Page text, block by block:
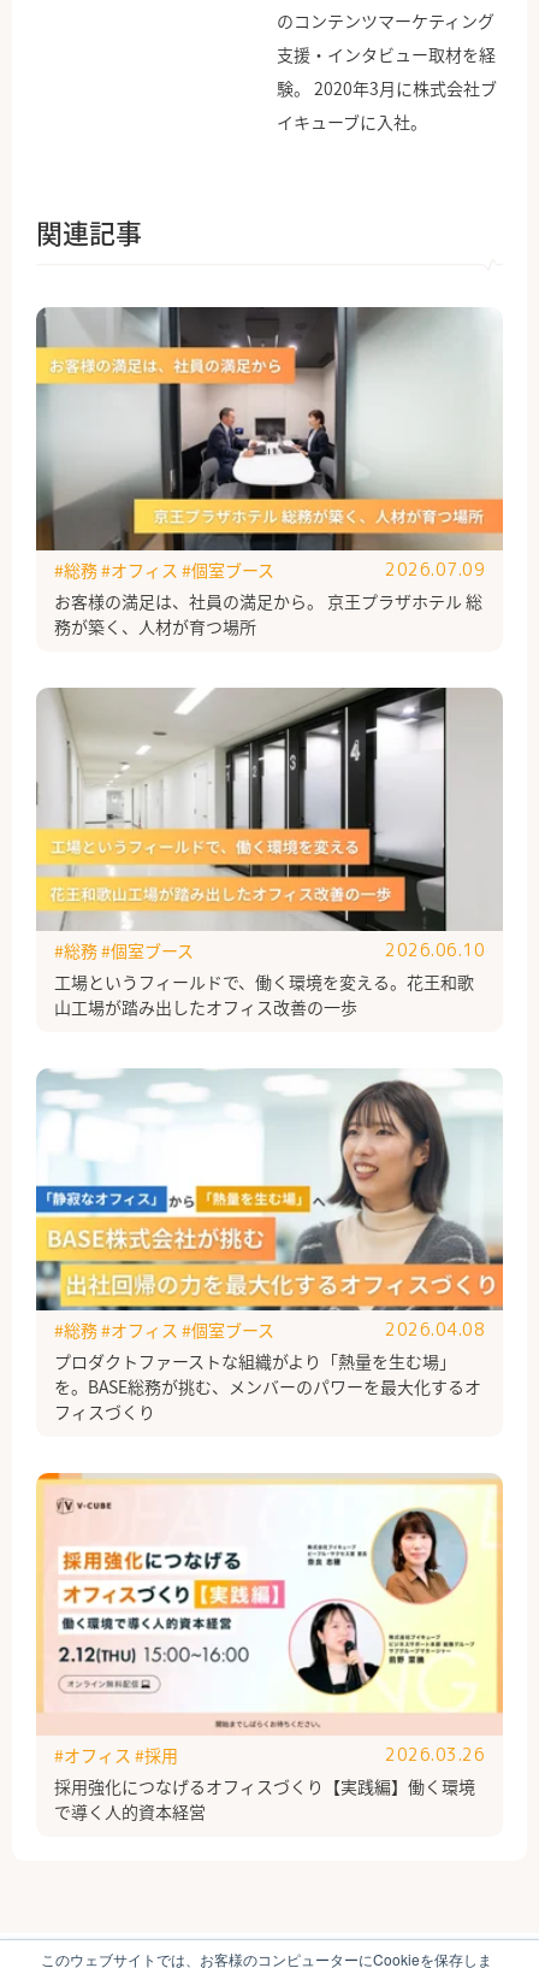
このウェブサイトでは、お客様のコンピューターにCookieを保存しま
のコンテンツマーケティング
支援・インタビュー取材を経
験。 2020年3月に株式会社ブ
イキューブに入社。
関連記事
お客様の満足は、社員の満足から。 京王プラザホテル 総
務が築く、人材が育つ場所
#総務#オフィス #個室ブース 2026.07.09
工場というフィールドで、働く環境を変える。花王和歌
山工場が踏み出したオフィス改善の一歩
#総務#個室ブース 2026.06.10
プロダクトファーストな組織がより「熱量を生む場」
を。BASE総務が挑む、メンバーのパワーを最大化するオ
フィスづくり
#総務#オフィス #個室ブース 2026.04.08
採用強化につなげるオフィスづくり【実践編】働く環境
で導く人的資本経営
#オフィス #採用 2026.03.26